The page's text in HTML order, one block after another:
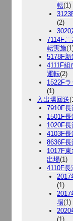
転(1)
(2)
3020
7114F
転実施
5178F
4111F
運転(2)
1522F
(1)
入出場回送
7910F
1501F
1020F
4103F
8636F
1017F
出場(1)
4110F
(1)
2017
場(1)
(1)